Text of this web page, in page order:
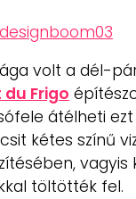
volt a dél-
du Frigo
átélheti
kétes színű
vagyis
töltötték fel.